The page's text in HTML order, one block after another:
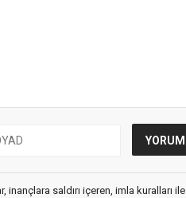
saldırı içeren, imla kuralları ile